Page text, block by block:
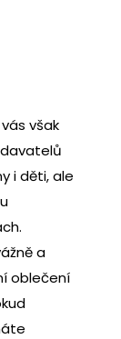
však
i děti, ale
a
oblečení